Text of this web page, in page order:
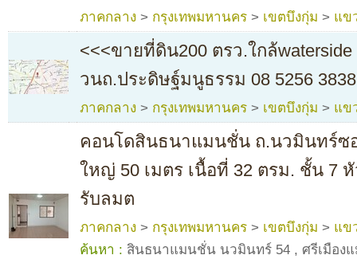
ภาคกลาง > กรุงเทพมหานคร > เขตบึงกุ่ม > แข
<<<ขายที่ดิน200 ตรว.ใกล้
วนถ.ประดิษฐ์มนูธรรม 08 5256
ภาคกลาง > กรุงเทพมหานคร > เขตบึงกุ่ม > แข
คอนโดสินธนาแมนชั่น ถ.นวมินทร์ซ
ใหญ่ 50 เมตร เนื้อที่ 32 ตรม. ชั้น 7
รับลมต
ภาคกลาง > กรุงเทพมหานคร > เขตบึงกุ่ม > แข
ค้นหา : สินธนาแมนชั่น นวมินทร์ 54 , ศรีเมือง